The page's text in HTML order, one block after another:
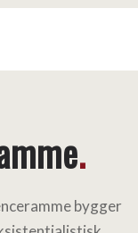
.
bygger